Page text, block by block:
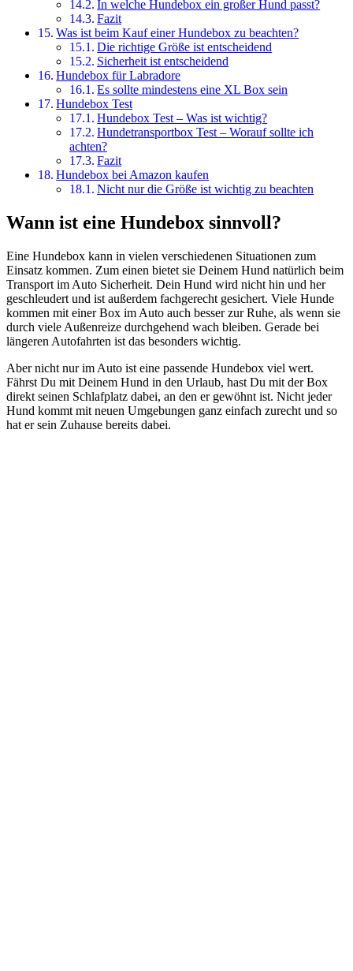
In welche Hundebox ein großer Hund passt?
Fazit
Was ist beim Kauf einer Hundebox zu beachten?
Die richtige Größe ist entscheidend
Sicherheit ist entscheidend
Hundebox für Labradore
Es sollte mindestens eine XL Box sein
Hundebox Test
Hundebox Test – Was ist wichtig?
Hundetransportbox Test – Worauf sollte ich
achten?
Fazit
Hundebox bei Amazon kaufen
Nicht nur die Größe ist wichtig zu beachten
Wann ist eine Hundebox sinnvoll?
Eine Hundebox kann in vielen verschiedenen Situationen zum
Einsatz kommen. Zum einen bietet sie Deinem Hund natürlich beim
Transport im Auto Sicherheit. Dein Hund wird nicht hin und her
geschleudert und ist außerdem fachgerecht gesichert. Viele Hunde
kommen mit einer Box im Auto auch besser zur Ruhe, als wenn sie
durch viele Außenreize durchgehend wach bleiben. Gerade bei
längeren Autofahrten ist das besonders wichtig.
Aber nicht nur im Auto ist eine passende Hundebox viel wert.
Fährst Du mit Deinem Hund in den Urlaub, hast Du mit der Box
direkt seinen Schlafplatz dabei, an den er gewöhnt ist. Nicht jeder
Hund kommt mit neuen Umgebungen ganz einfach zurecht und so
hat er sein Zuhause bereits dabei.